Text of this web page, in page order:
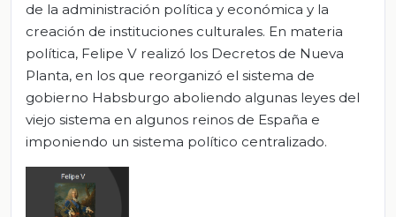
de la administración política y económica y la
creación de instituciones culturales. En materia
política, Felipe V realizó los Decretos de Nueva
Planta, en los que reorganizó el sistema de
gobierno Habsburgo aboliendo algunas leyes del
viejo sistema en algunos reinos de España e
imponiendo un sistema político centralizado.